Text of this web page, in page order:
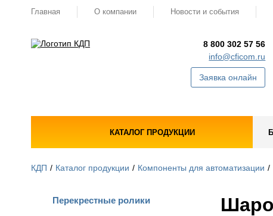
Главная О компании Новости и события
8 800 302 57 56
info@cficom.ru
Заявка онлайн
КАТАЛОГ ПРОДУКЦИИ
КДП Каталог продукции Компоненты для автоматизации
Перекрестные ролики